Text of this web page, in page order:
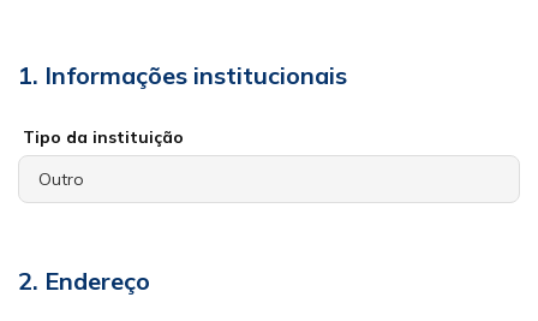
1. Informações institucionais
Tipo da instituição
2. Endereço